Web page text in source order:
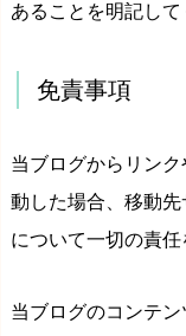
あることを明記して
免責事項
当ブログからリン
動した場合、移動
について一切の責任
当ブログのコンテ